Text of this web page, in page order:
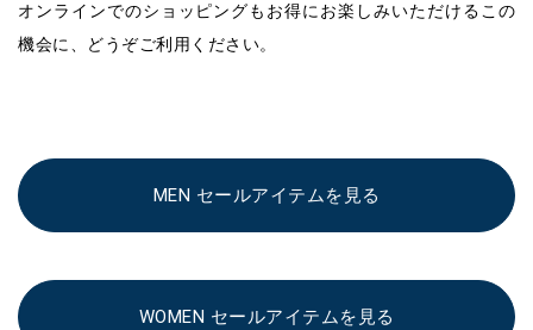
オンラインでのショッピングもお得にお楽しみいただけるこの
機会に、どうぞご利用ください。
MEN セールアイテムを見る
WOMEN セールアイテムを見る